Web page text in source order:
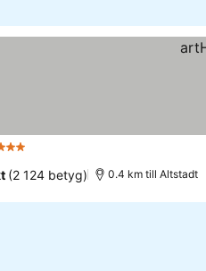
Stjärnor
(2 124 betyg) 0.4 km till Altstadt